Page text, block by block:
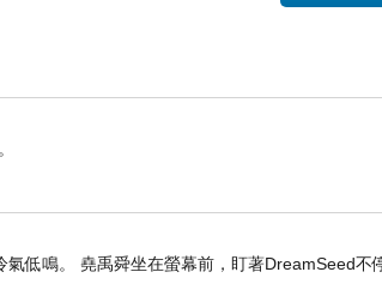
低鳴。 堯禹舜坐在螢幕前，盯著DreamSeed不